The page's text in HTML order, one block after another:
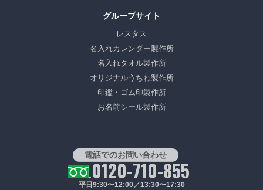
グループサイト
レスタス
名入れカレンダー製作所
名入れタオル製作所
オリジナルうちわ製作所
印鑑・ゴム印製作所
お名前シール製作所
電話でのお問い合わせ
0120-710-855
平日9:30〜12:00／13:30〜17:30